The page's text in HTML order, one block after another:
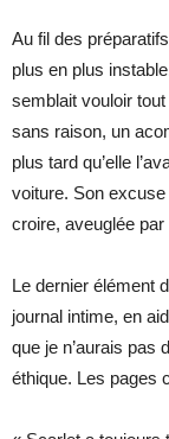
Au fil des
plus en plus
semblait vouloir
sans raison, un
plus tard qu’elle
voiture. Son excuse
croire, aveuglée par
Le dernier élément
journal intime, en
que je n’aurais pas
éthique. Les pages